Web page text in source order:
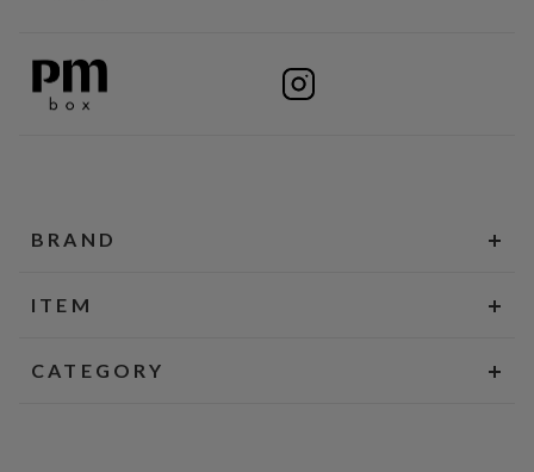
BRAND
ITEM
CATEGORY